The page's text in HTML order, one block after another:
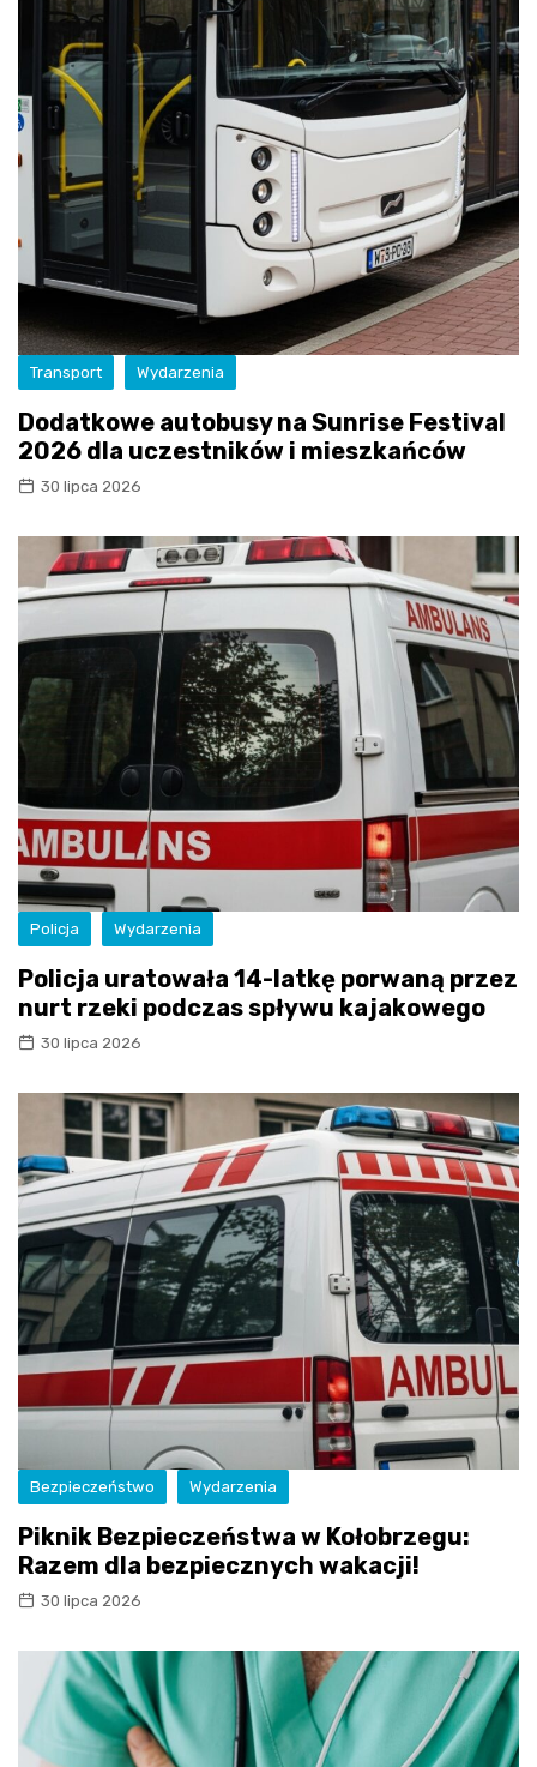
Transport Wydarzenia
Dodatkowe autobusy na Sunrise Festival
2026 dla uczestników i mieszkańców
30 lipca 2026
Policja Wydarzenia
Policja uratowała 14-latkę porwaną przez
nurt rzeki podczas spływu kajakowego
30 lipca 2026
Bezpieczeństwo Wydarzenia
Piknik Bezpieczeństwa w Kołobrzegu:
Razem dla bezpiecznych wakacji!
30 lipca 2026